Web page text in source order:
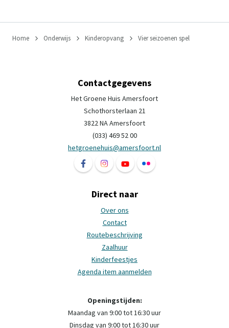
Home Onderwijs Kinderopvang Vier seizoenen spel
Contactgegevens
Het Groene Huis Amersfoort
Schothorsterlaan 21
3822 NA Amersfoort
(033) 469 52 00
hetgroenehuis@amersfoort.nl
Volg ons op Facebook Het Groene Huis
Volg ons op Instagram Het Groene
Volg ons op YouTube Het
Volg ons op Flickr Het
Direct naar
Over ons
Contact
Routebeschrijving
Zaalhuur
Kinderfeestjes
Agenda item aanmelden
Openingstijden:
Maandag van 9:00 tot 16:30 uur
Dinsdag van 9:00 tot 16:30 uur